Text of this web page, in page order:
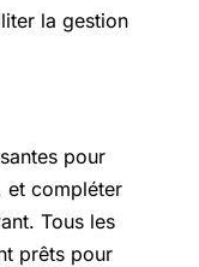
la gestion
pour
et compléter
Tous les
prêts pour